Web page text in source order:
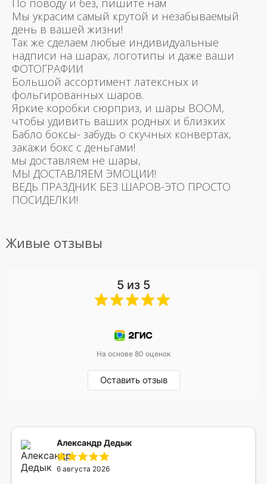
По поводу и без, пишите нам
Мы украсим самый крутой и незабываемый
день в вашей жизни!
Так же сделаем любые индивидуальные
надписи на шарах, логотипы и даже ваши
ФОТОГРАФИИ
Большой ассортимент латексных и
фольгированных шаров.
Яркие коробки сюрприз, и шары BOOM,
чтобы удивить ваших родных и близких
Бабло боксы- забудь о скучных конвертах,
закажи бокс с деньгами!
мы доставляем не шары,
МЫ ДОСТАВЛЯЕМ ЭМОЦИИ!
ВЕДЬ ПРАЗДНИК БЕЗ ШАРОВ-ЭТО ПРОСТО
ПОСИДЕЛКИ!
Живые отзывы
5 из 5
На основе 80 оценок
Оставить отзыв
Александр Дедык
6 августа 2026